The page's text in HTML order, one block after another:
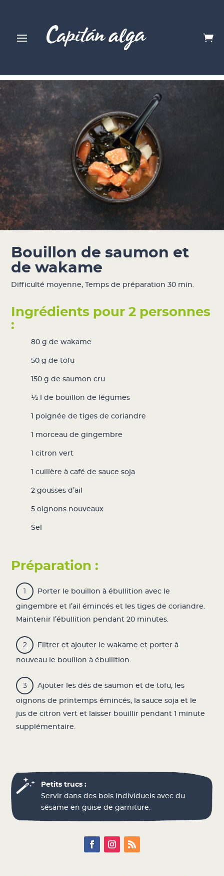
Bouillon de saumon et
de wakame
Difficulté moyenne,Temps de préparation 30 min.
Ingrédients pour 2 personnes
:
80 g dewakame
50 g de tofu
150 g de saumon cru
½ l de bouillon de légumes
1 poignée de tiges de coriandre
1 morceau de gingembre
1 citron vert
1 cuillère à café de sauce soja
2 gousses d’ail
5 oignons nouveaux
Sel
Préparation :
Porter le bouillon à ébullition avec le
gingembre et l’ail émincés et les tiges de coriandre.
Maintenir l’ébullition pendant 20 minutes.
Filtrer et ajouter le wakame et porter à
nouveau le bouillon à ébullition.
Ajouter les dés de saumon et de tofu, les
oignons de printemps émincés, la sauce soja et le
jus de citron vert et laisser bouillir pendant 1 minute
supplémentaire.
Petits trucs :
Servir dans des bols individuels avec du
sésame en guise de garniture.